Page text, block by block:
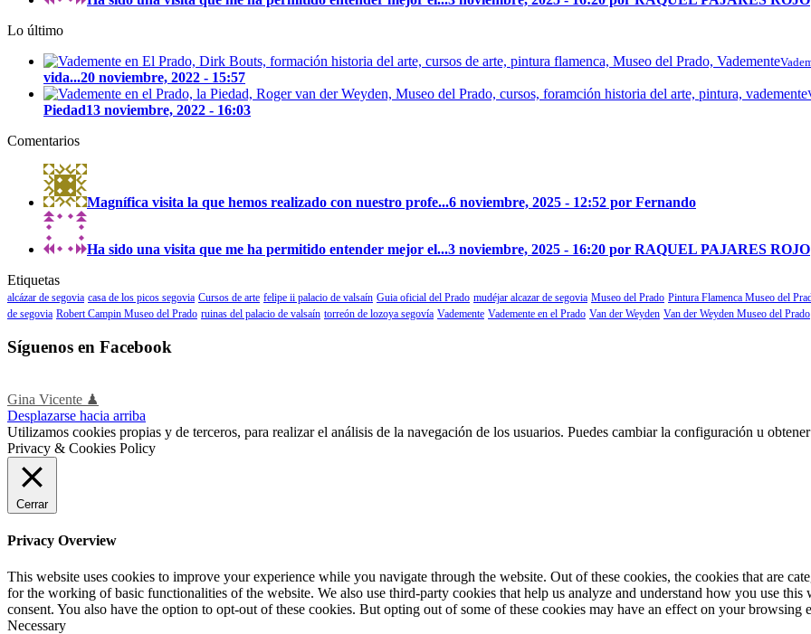
Lo último
vida...20 noviembre, 2022 - 15:57
Piedad13 noviembre, 2022 - 16:03
Comentarios
Magnífica visita la que hemos realizado con nuestro profe...6 noviembre, 2025 - 12:52 por Fernando
Ha sido una visita que me ha permitido entender mejor el...3 noviembre, 2025 - 16:20 por RAQUEL PAJARES ROJO
Etiquetas
alcázar de segovia casa de los picos segovia Cursos de arte felipe ii palacio de valsaín Guia oficial del Prado mudéjar alcazar de segovia Museo del Prado Pintura Flamenca Museo del
de segovia Robert Campin Museo del Prado ruinas del palacio de valsaín torreón de lozoya segovía Vademente Vademente en el Prado Van der Weyden Van der Weyden Museo del Prado
Síguenos en Facebook
Gina Vicente ♟
Desplazarse hacia arriba
Utilizamos cookies propias y de terceros, para realizar el análisis de la navegación de los usuarios. Puedes cambiar la configuración u
Privacy & Cookies Policy
Cerrar
Privacy Overview
This website uses cookies to improve your experience while you navigate through the website. Out of these cookies, the cookies that are
for the working of basic functionalities of the website. We also use third-party cookies that help us analyze and understand how you use
consent. You also have the option to opt-out of these cookies. But opting out of some of these cookies may have an effect on your browsing
Necessary